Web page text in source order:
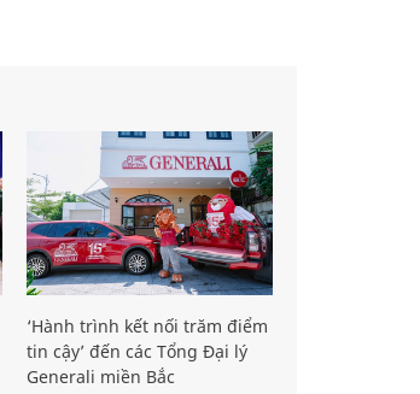
‘Hành trình kết nối trăm điểm
tin cậy’ đến các Tổng Đại lý
Generali miền Bắc